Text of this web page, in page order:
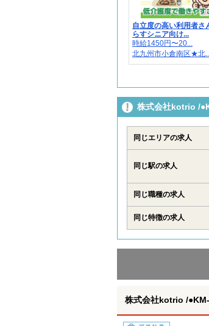
自立度の高い利用者さ
らすシニア向け...
時給1450円〜20...
北九州市小倉南区★北
株式会社kotrio /
同じエリアの求人
同じ駅の求人
同じ職種の求人
同じ特徴の求人
株式会社kotrio /